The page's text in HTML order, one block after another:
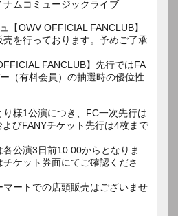
ムコミュージックライブ
【OWV OFFICIAL FANCLUB】
を行っております。予めご了承
FANCLUB】先行ではFA
（有料会員）の抽選時の優位性
様1公演につき、FC一次先行は
びFANYチケット先行は4枚まで
公演3日前10:00からとなりま
ケット券面にてご確認くださ
ートでの店頭販売はございませ